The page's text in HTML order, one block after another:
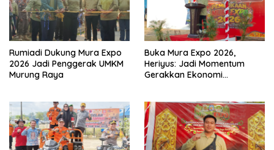
Rumiadi Dukung Mura Expo
2026 Jadi Penggerak UMKM
Murung Raya
Buka Mura Expo 2026,
Heriyus: Jadi Momentum
Gerakkan Ekonomi